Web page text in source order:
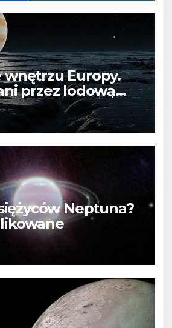
wnętrzu Europy.
przez lodową
Neptuna?